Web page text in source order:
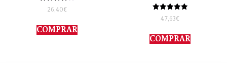
Valorado
con
de 5
26,40€
COMPRAR
Valorado
con
de 5
47,63€
COMPRAR